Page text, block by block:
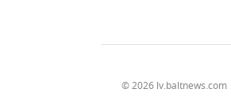
© 2026 lv.baltnews.com